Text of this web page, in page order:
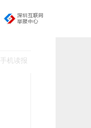
手机读报